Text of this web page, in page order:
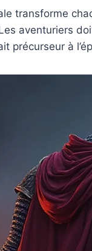
transforme
aventuriers
précurseur à